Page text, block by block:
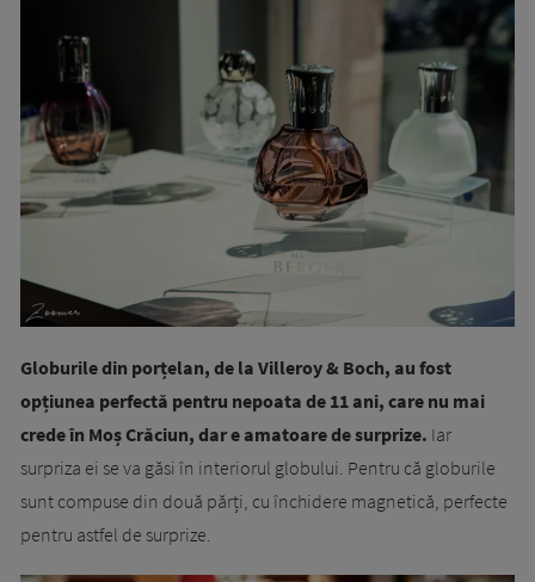
Globurile din porțelan, de la Villeroy & Boch, au fost
opțiunea perfectă pentru nepoata de 11 ani, care nu mai
crede în Moș Crăciun, dar e amatoare de surprize. Iar
surpriza ei se va găsi în interiorul globului. Pentru că globurile
sunt compuse din două părți, cu închidere magnetică, perfecte
pentru astfel de surprize.